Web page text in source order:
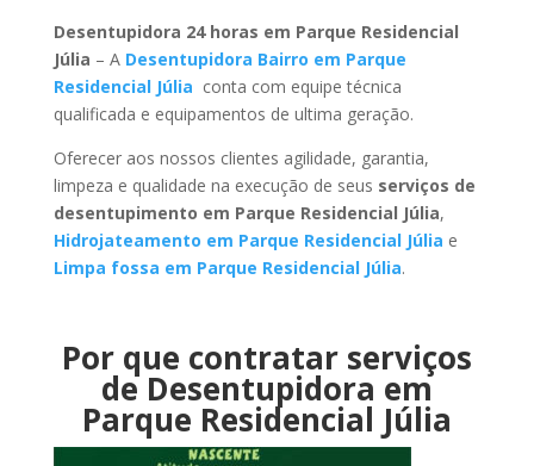
Desentupidora 24 horas em Parque Residencial
Júlia – A Desentupidora Bairro em Parque
Residencial Júlia conta com equipe técnica
qualificada e equipamentos de ultima geração.
Oferecer aos nossos clientes agilidade, garantia,
limpeza e qualidade na execução de seus serviços de
desentupimento em Parque Residencial Júlia,
Hidrojateamento em Parque Residencial Júlia e
Limpa fossa em Parque Residencial Júlia.
Por que contratar serviços
de Desentupidora em
Parque Residencial Júlia